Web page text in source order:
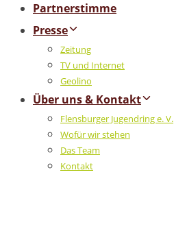
Partnerstimme
Presse
Zeitung
TV und Internet
Geolino
Über uns & Kontakt
Flensburger Jugendring e. V.
Wofür wir stehen
Das Team
Kontakt